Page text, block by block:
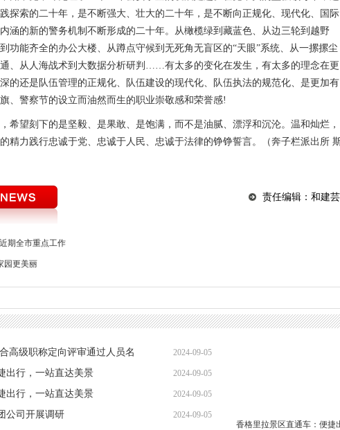
探索的二十年，是不断强大、壮大的二十年，是不断向正规化、现代化、国际
涵的新的警务机制不断形成的二十年。从橄榄绿到藏蓝色、从边三轮到越野
功能齐全的办公大楼、从蹲点守候到无死角无盲区的“天眼”系统、从一摞摞尘
、警察节的设立而油然而生的职业崇敬感和荣誉感!
，希望刻下的是坚毅、是果敢、是饱满，而不是油腻、漂浮和沉沦。温和灿烂，